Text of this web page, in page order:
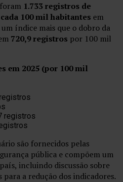
1.733 registros de
100 mil habitantes em
índice mais que o dobro da
720,9 registros por 100 mil
em 2025 (por 100 mil
registros
são fornecidos pelas
pública e compõem um
incluindo discussão sobre
para a redução dos indicadores.